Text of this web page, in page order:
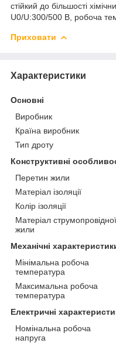
стійкий до більшості
U0/U:300/500 В, робоча
Приховати
Характеристики
Основні
Виробник
Країна виробник
Тип дроту
Конструктивні
Перетин жили
Матеріал ізоляції
Колір ізоляції
Матеріал струмопровідної
жили
Механічні
Мінімальна робоча
температура
Максимальна робоча
температура
Електричні
Номінальна робоча
напруга